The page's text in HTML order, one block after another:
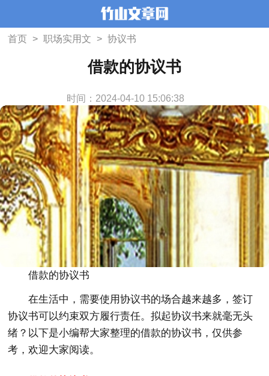
首页 > 职场实用文 > 协议书
借款的协议书
时间：2024-04-10 15:06:38
借款的协议书
在生活中，需要使用协议书的场合越来越多，签订
协议书可以约束双方履行责任。拟起协议书来就毫无头
绪？以下是小编帮大家整理的借款的协议书，仅供参
考，欢迎大家阅读。